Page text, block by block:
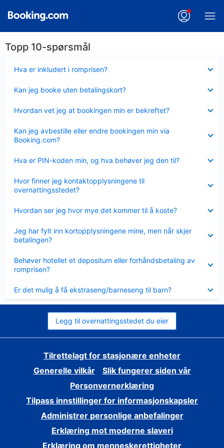
Topp 10-spørsmål
Hva er inkludert i romprisen?
mindre
Kan jeg booke uten betalingskort?
mindre
Hvordan vet jeg at bookingen min er bekreftet?
mindre
Kan jeg avbestille eller endre bookingen min via
Booking.com?
mindre
Hva er PIN-koden min, og hva behøver jeg den til?
mindre
Hvor finner jeg kontaktopplysningene til
overnattingsstedet?
mindre
Hvordan ser jeg hvor mye det kommer til å koste?
mindre
Jeg har fylt inn kortopplysningene mine, men når skjer
betalingen?
mindre
Behøver hotellet et depositum eller forhåndsbetaling av
romprisen?
mindre
Er det mulig å få ekstraseng/barneseng til barn?
mindre
Legg til overnattingsstedet du eier
Tilrettelagt for stasjonære enheter
Generelle vilkår
Slik fungerer siden vår
Personvernerklæring
Tilpass innstillinger for informasjonskapsler
Administrer personlige anbefalinger
Erklæring mot moderne slaveri
Erklæring om menneskerettigheter